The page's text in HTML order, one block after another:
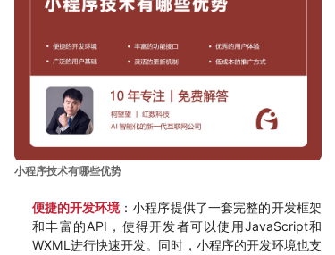
小程序技术有哪些优势
便捷的开发环境：小程序提供了一套完整的开发框架
和丰富的API，使得开发者可以使用JavaScript和
WXML进行快速开发。同时，小程序的开发环境也支